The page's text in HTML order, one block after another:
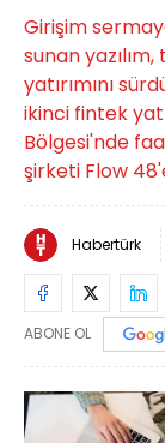
Girişim
sunan
yatırımını
ikinci fintek
Bölgesi'nde
şirketi Flow
Habertürk
ABONE OL